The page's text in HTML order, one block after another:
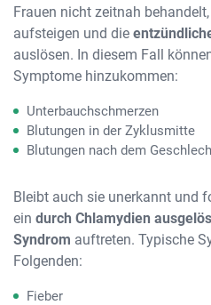
Frauen nicht zeitnah
aufsteigen und die
auslösen. In diesem Fall
Symptome hinzukommen:
Unterbauchschmerzen
Blutungen in der Zyklusmitte
Blutungen nach dem
Bleibt auch sie unerkannt und
ein durch Chlamydien
Syndrom auftreten. Typische
Folgenden:
Fieber